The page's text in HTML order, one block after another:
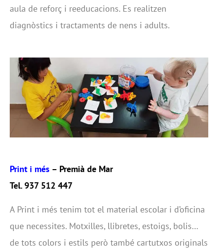
aula de reforç i reeducacions. Es realitzen
diagnòstics i tractaments de nens i adults.
Print i més – Premià de Mar
Tel. 937 512 447
A Print i més tenim tot el material escolar i d’oficina
que necessites. Motxilles, llibretes, estoigs, bolis…
de tots colors i estils però també cartutxos originals